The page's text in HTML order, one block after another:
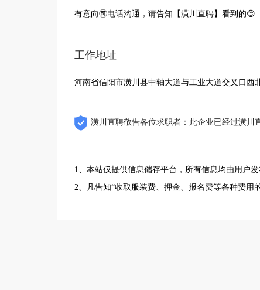
有意向🉑电话沟通，请告知【潢川直聘】看到的😊
工作地址
河南省信阳市潢川县中轴大道与工业大道交叉口西
潢川直聘敬告各位求职者：此企业已经过潢川
1、本站仅提供信息储存平台，所有信息均由用户
2、凡告知“收取服装费、押金、报名费等各种费用